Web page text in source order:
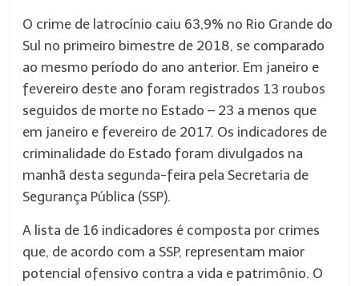
O crime de latrocínio caiu 63,9% no Rio Grande do
Sul no primeiro bimestre de 2018, se comparado
ao mesmo período do ano anterior. Em janeiro e
fevereiro deste ano foram registrados 13 roubos
seguidos de morte no Estado – 23 a menos que
em janeiro e fevereiro de 2017. Os indicadores de
criminalidade do Estado foram divulgados na
manhã desta segunda-feira pela Secretaria de
Segurança Pública (SSP).
A lista de 16 indicadores é composta por crimes
que, de acordo com a SSP, representam maior
potencial ofensivo contra a vida e patrimônio. O